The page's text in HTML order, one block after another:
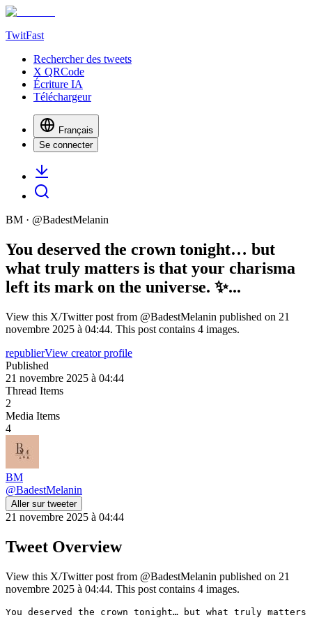
TwitFast
Rechercher des tweets
X QRCode
Écriture IA
Téléchargeur
Français
Se connecter
BM · @BadestMelanin
You deserved the crown tonight… but
what truly matters is that your charisma
left its mark on the universe. ✨...
View this X/Twitter post from @BadestMelanin published on 21
novembre 2025 à 04:44. This post contains 4 images.
republierView creator profile
Published
21 novembre 2025 à 04:44
Thread Items
2
Media Items
4
BM
@BadestMelanin
Aller sur tweeter
21 novembre 2025 à 04:44
Tweet Overview
View this X/Twitter post from @BadestMelanin published on 21
novembre 2025 à 04:44. This post contains 4 images.
You deserved the crown tonight… but what truly